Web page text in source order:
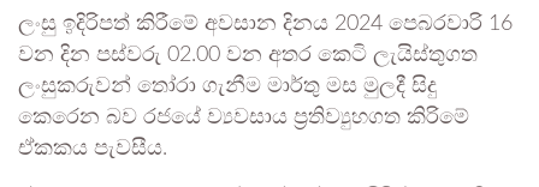
ලංසු ඉදිරිපත් කිරීමේ අවසාන දිනය 2024 පෙබරවාරි 16
වන දින පස්වරු 02.00 වන අතර කෙටි ලැයිස්තුගත
ලංසුකරුවන් තෝරා ගැනීම මාර්තු මස මුලදී සිදු
කෙරෙන බව රජයේ ව්‍යවසාය ප්‍රතිව්‍යුහගත කිරිමේ
ඒකකය පැවසීය.